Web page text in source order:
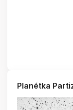
Planétka